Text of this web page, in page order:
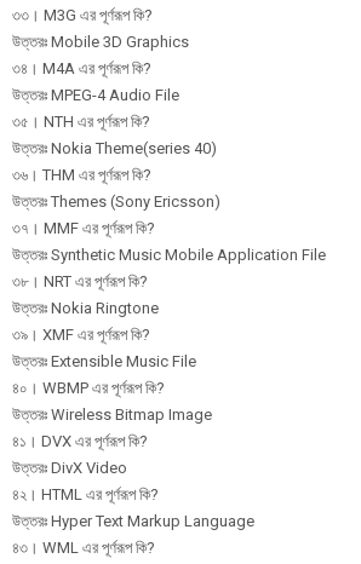
৩৩। M3G এর পূর্ণরূপ কি?
উত্তরঃ Mobile 3D Graphics
৩৪। M4A এর পূর্ণরূপ কি?
উত্তরঃ MPEG-4 Audio File
৩৫। NTH এর পূর্ণরূপ কি?
উত্তরঃ Nokia Theme(series 40)
৩৬। THM এর পূর্ণরূপ কি?
উত্তরঃ Themes (Sony Ericsson)
৩৭। MMF এর পূর্ণরূপ কি?
উত্তরঃ Synthetic Music Mobile Application File
৩৮। NRT এর পূর্ণরূপ কি?
উত্তরঃ Nokia Ringtone
৩৯। XMF এর পূর্ণরূপ কি?
উত্তরঃ Extensible Music File
৪০। WBMP এর পূর্ণরূপ কি?
উত্তরঃ Wireless Bitmap Image
৪১। DVX এর পূর্ণরূপ কি?
উত্তরঃ DivX Video
৪২। HTML এর পূর্ণরূপ কি?
উত্তরঃ Hyper Text Markup Language
৪৩। WML এর পূর্ণরূপ কি?